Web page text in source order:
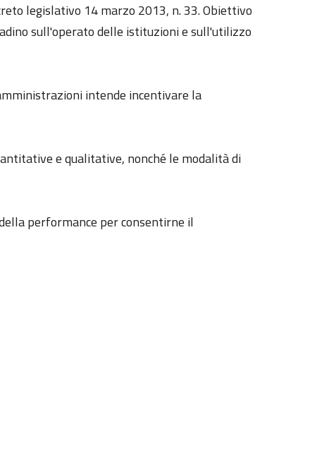
legislativo 14 marzo 2013, n. 33. Obiettivo
sull'operato delle istituzioni e sull'utilizzo
intende incentivare la
e qualitative, nonché le modalità di
performance per consentirne il